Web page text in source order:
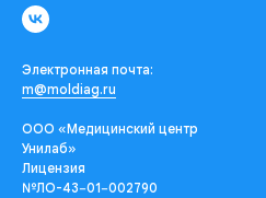
Электронная почта:
m@moldiag.ru
ООО «Медицинский центр
Унилаб»
Лицензия
№ЛО-43−01−002790